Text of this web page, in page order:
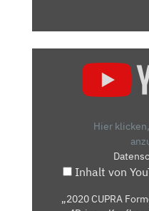
FORMENTOR
4DRIVE
Hier
Inhalt von
„2020 CUPRA